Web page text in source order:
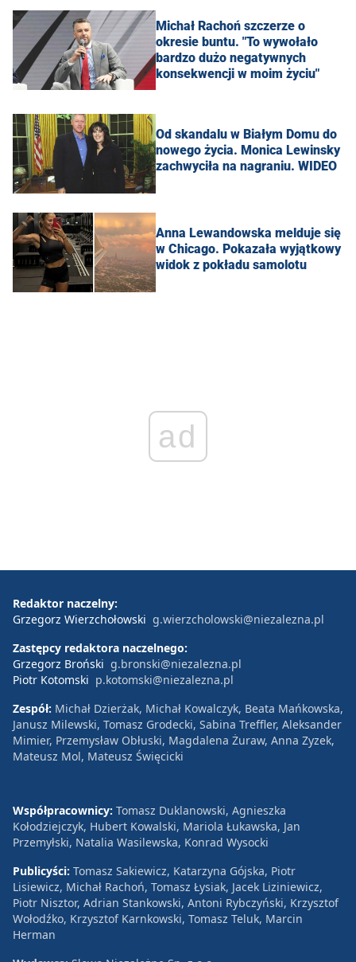
Michał Rachoń szczerze o
okresie buntu. "To wywołało
bardzo dużo negatywnych
konsekwencji w moim życiu"
Od skandalu w Białym Domu do
nowego życia. Monica Lewinsky
zachwyciła na nagraniu. WIDEO
Anna Lewandowska melduje się
w Chicago. Pokazała wyjątkowy
widok z pokładu samolotu
ad
Redaktor naczelny:
Grzegorz Wierzchołowski g.wierzcholowski@niezalezna.pl
Zastępcy redaktora naczelnego:
Grzegorz Broński g.bronski@niezalezna.pl
Piotr Kotomski p.kotomski@niezalezna.pl
Zespół: Michał Dzierżak, Michał Kowalczyk, Beata Mańkowska,
Janusz Milewski, Tomasz Grodecki, Sabina Treffler, Aleksander
Mimier, Przemysław Obłuski, Magdalena Żuraw, Anna Zyzek,
Mateusz Mol, Mateusz Święcicki
Współpracownicy: Tomasz Duklanowski, Agnieszka
Kołodziejczyk, Hubert Kowalski, Mariola Łukawska, Jan
Przemyłski, Natalia Wasilewska, Konrad Wysocki
Publicyści: Tomasz Sakiewicz, Katarzyna Gójska, Piotr
Lisiewicz, Michał Rachoń, Tomasz Łysiak, Jacek Liziniewicz,
Piotr Nisztor, Adrian Stankowski, Antoni Rybczyński, Krzysztof
Wołodźko, Krzysztof Karnkowski, Tomasz Teluk, Marcin
Herman